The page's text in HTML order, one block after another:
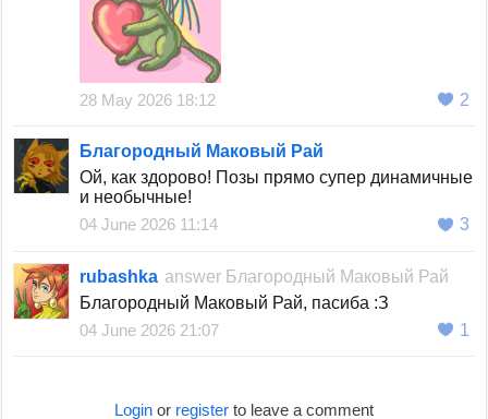
28 May 2026 18:12 2
Благородный Маковый Рай
Ой, как здорово! Позы прямо супер динамичные
и необычные!
04 June 2026 11:14
3
rubashka answer Благородный Маковый Рай
Благородный Маковый Рай, пасиба :З
04 June 2026 21:07
1
Loginor registerto leave a comment